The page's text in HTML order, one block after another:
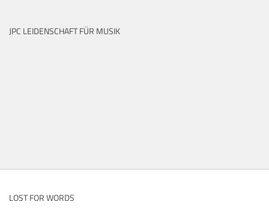
JPC LEIDENSCHAFT FÜR MUSIK
LOST FOR WORDS